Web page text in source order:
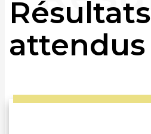
Résultats
attendus
Previous